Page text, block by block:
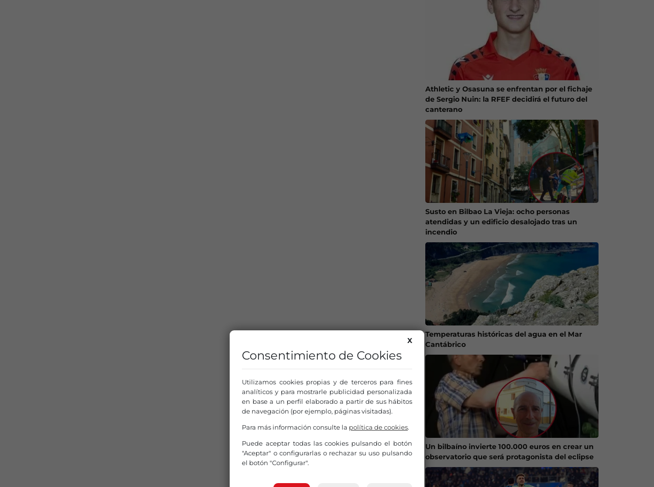
Athletic y Osasuna se enfrentan por el fichaje
de Sergio Nuin: la RFEF decidirá el futuro del
canterano
Susto en Bilbao La Vieja: ocho personas
atendidas y un edificio desalojado tras un
incendio
Temperaturas históricas del agua en el Mar
Cantábrico
Un bilbaíno invierte 100.000 euros en crear un
observatorio que será protagonista del eclipse
X
Consentimiento de Cookies
Utilizamos cookies propias y de terceros para fines
analíticos y para mostrarle publicidad personalizada
en base a un perfil elaborado a partir de sus hábitos
de navegación (por ejemplo, páginas visitadas).
Para más información consulte la política de cookies.
Puede aceptar todas las cookies pulsando el botón
"Aceptar" o configurarlas o rechazar su uso pulsando
el botón "Configurar".